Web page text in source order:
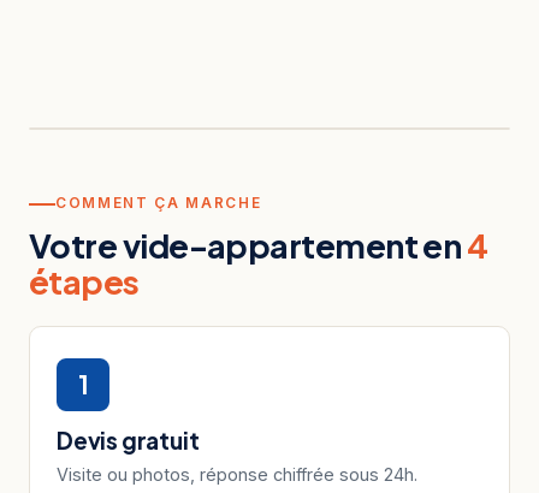
COMMENT ÇA MARCHE
Votre vide-appartement en4
étapes
1
Devis gratuit
Visite ou photos, réponse chiffrée sous 24h.